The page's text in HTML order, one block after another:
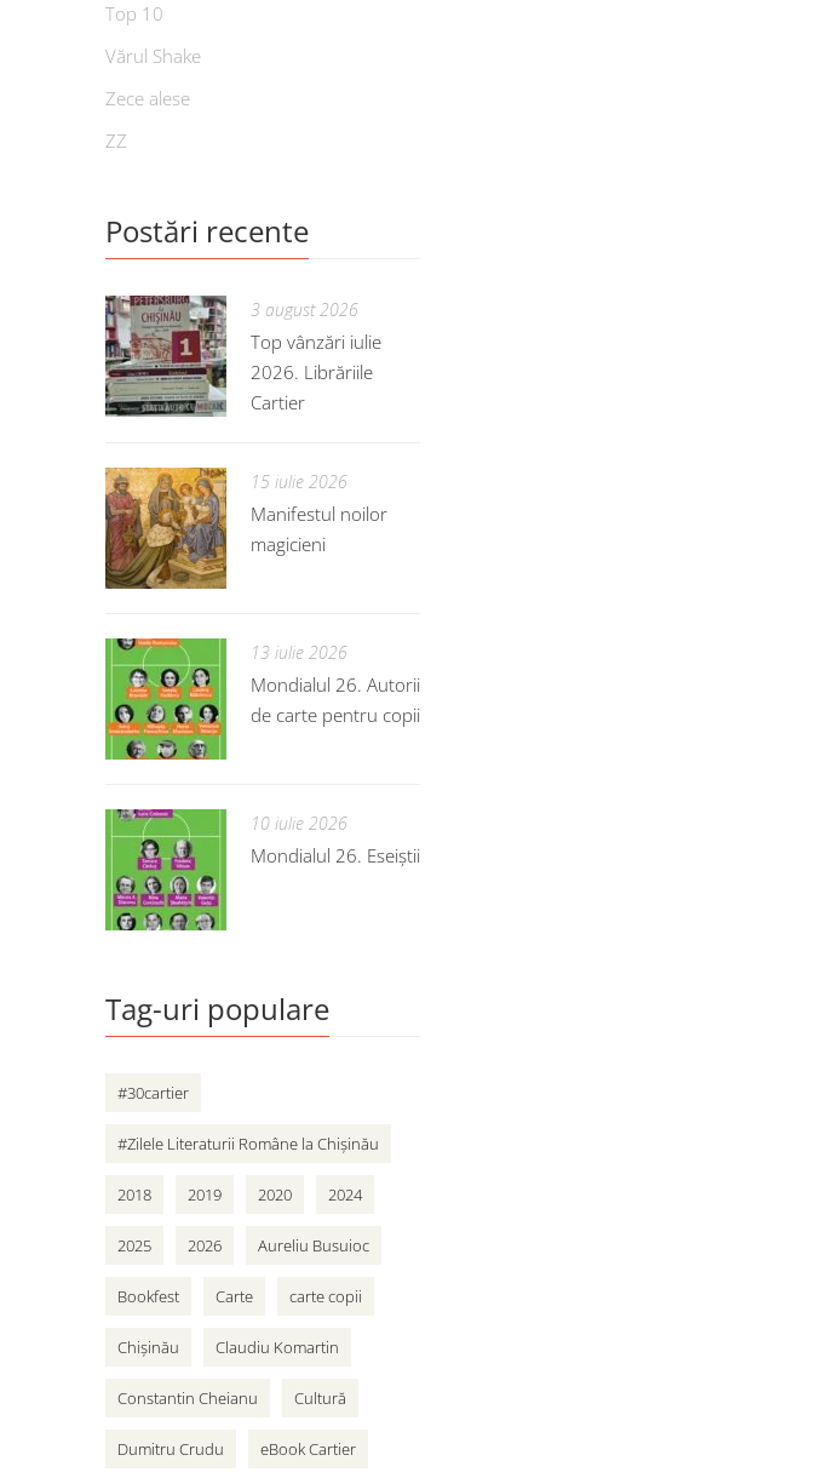
Top 10
Vărul Shake
Zece alese
ZZ
Postări recente
3 august 2026
Top vânzări iulie
2026. Librăriile
Cartier
15 iulie 2026
Manifestul noilor
magicieni
13 iulie 2026
Mondialul 26. Autorii
de carte pentru copii
10 iulie 2026
Mondialul 26. Eseiștii
Tag-uri populare
#30cartier
#Zilele Literaturii Române la Chișinău
2018 2019 2020 2024
2025 2026 Aureliu Busuioc
Bookfest Carte carte copii
Chișinău Claudiu Komartin
Constantin Cheianu Cultură
Dumitru Crudu eBook Cartier